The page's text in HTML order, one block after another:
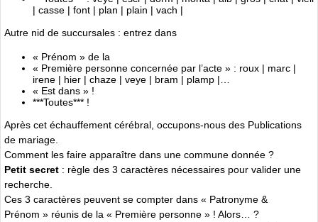
| casse | font | plan | plain | vach |
Autre nid de succursales : entrez dans
« Prénom » de la
« Première personne concernée par l’acte » : roux | marc |
irene | hier | chaze | veye | bram | plamp |…
« Est dans » !
***Toutes*** !
Après cet échauffement cérébral, occupons-nous des Publications
de mariage.
Comment les faire apparaître dans une commune donnée ?
Petit secret : règle des 3 caractères nécessaires pour valider une
recherche.
Ces 3 caractères peuvent se compter dans « Patronyme &
Prénom » réunis de la « Première personne » ! Alors… ?